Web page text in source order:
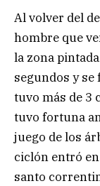
Al volver del
hombre que
la zona
segundos y se
tuvo más de 3
tuvo fortuna
juego de los
ciclón entró
santo